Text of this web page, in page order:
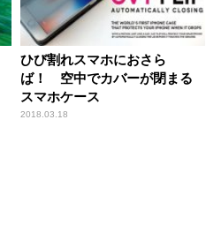
ひび割れスマホにおさら
ば！ 空中でカバーが閉まる
スマホケース
2018.03.18